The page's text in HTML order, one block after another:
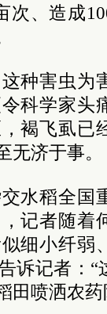
次、造成
种害虫为
科学家头
褐飞虱已
济于事。
水稻全国
记者随着
细小纤弱
诉记者：
田喷洒农